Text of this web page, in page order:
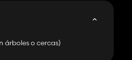
árboles o cercas)